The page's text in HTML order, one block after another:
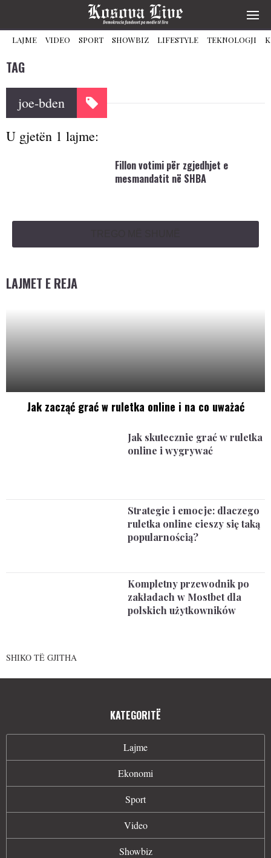
LAJME VIDEO SPORT SHOWBIZ LIFESTYLE TEKNOLOGJI
TAG
joe-bden
U gjetën 1 lajme:
Fillon votimi për zgjedhjet e
mesmandatit në SHBA
LAJMET E REJA
Jak zacząć grać w ruletka online i na co uważać
Jak skutecznie grać w ruletka
online i wygrywać
Strategie i emocje: dlaczego
ruletka online cieszy się taką
popularnością?
Kompletny przewodnik po
zakładach w Mostbet dla
polskich użytkowników
SHIKO TË GJITHA
KATEGORITË
Lajme
Ekonomi
Sport
Video
Showbiz